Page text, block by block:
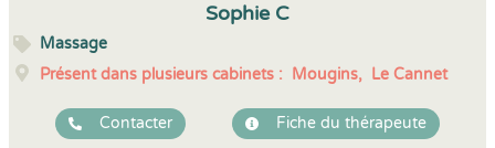
Sophie C
Massage
Présent dans plusieurs cabinets : Mougins, Le Cannet
Contacter Fiche du thérapeute